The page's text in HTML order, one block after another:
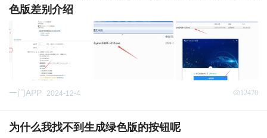
色版差别介绍
一门APP 2024-12-4 12470
为什么我找不到生成绿色版的按钮呢